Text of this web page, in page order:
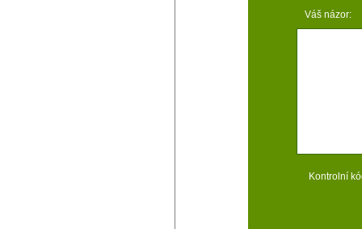
Váš názor:
Kontrolní